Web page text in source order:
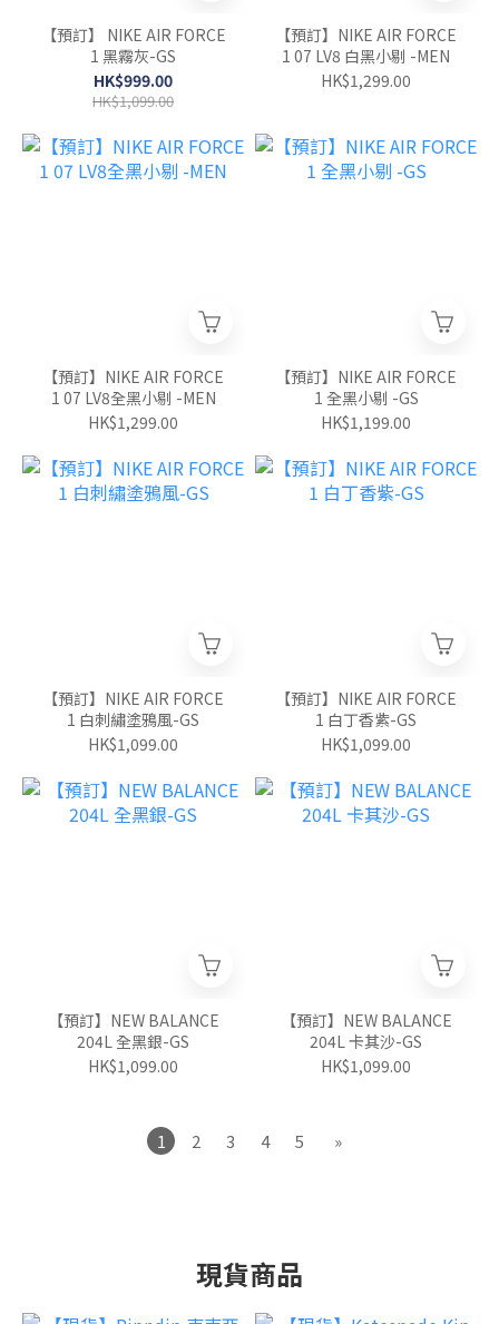
【預訂】 NIKE AIR FORCE
1 黑霧灰-GS
HK$999.00
HK$1,099.00
【預訂】NIKE AIR FORCE
1 07 LV8 白黑小剔 -MEN
HK$1,299.00
【預訂】NIKE AIR FORCE
1 07 LV8全黑小剔 -MEN
HK$1,299.00
【預訂】NIKE AIR FORCE
1 全黑小剔 -GS
HK$1,199.00
【預訂】NIKE AIR FORCE
1 白刺繡塗鴉風-GS
HK$1,099.00
【預訂】NIKE AIR FORCE
1 白丁香紫-GS
HK$1,099.00
【預訂】NEW BALANCE
204L 全黑銀-GS
HK$1,099.00
【預訂】NEW BALANCE
204L 卡其沙-GS
HK$1,099.00
1 2 3 4 5 »
現貨商品